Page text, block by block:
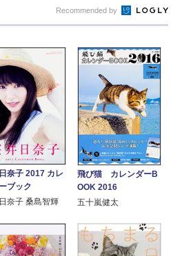
Recommended by
奈子 2017 カレ
ブック
奈子 桑島智輝
飛び猫 カレンダーB
OOK 2016
五十嵐健太